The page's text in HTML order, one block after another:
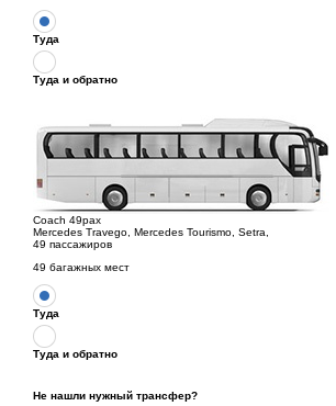
Туда
Туда и обратно
Coach 49pax
Mercedes Travego, Mercedes Tourismo, Setra,
49 пассажиров
49 багажных мест
Туда
Туда и обратно
Не нашли нужный трансфер?